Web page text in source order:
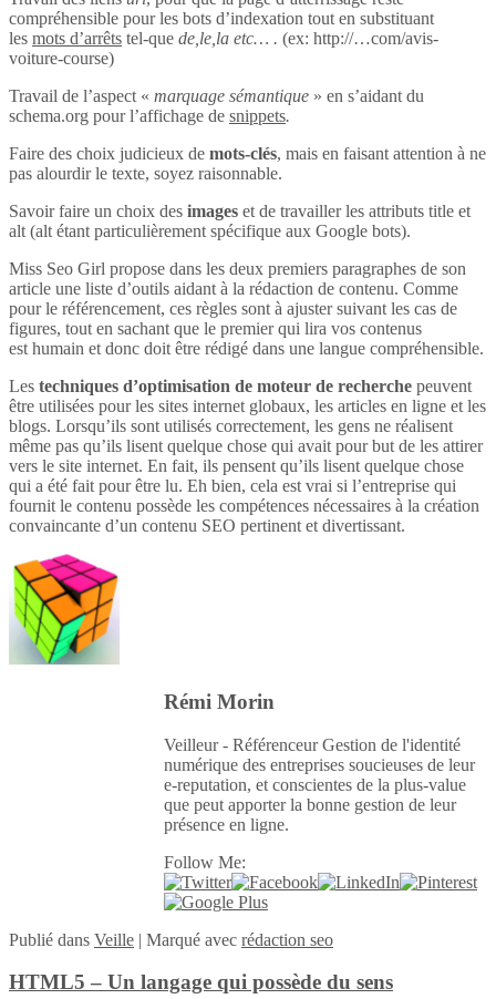
compréhensible pour les bots d’indexation tout en substituant
les mots d’arrêts tel-que de,le,la etc… . (ex: http://…com/avis-
voiture-course)
Travail de l’aspect « marquage sémantique » en s’aidant du
schema.org pour l’affichage de snippets.
Faire des choix judicieux de mots-clés, mais en faisant attention à ne
pas alourdir le texte, soyez raisonnable.
Savoir faire un choix des images et de travailler les attributs title et
alt (alt étant particulièrement spécifique aux Google bots).
Miss Seo Girl propose dans les deux premiers paragraphes de son
article une liste d’outils aidant à la rédaction de contenu. Comme
pour le référencement, ces règles sont à ajuster suivant les cas de
figures, tout en sachant que le premier qui lira vos contenus
est humain et donc doit être rédigé dans une langue compréhensible.
Les techniques d’optimisation de moteur de recherche peuvent
être utilisées pour les sites internet globaux, les articles en ligne et les
blogs. Lorsqu’ils sont utilisés correctement, les gens ne réalisent
même pas qu’ils lisent quelque chose qui avait pour but de les attirer
vers le site internet. En fait, ils pensent qu’ils lisent quelque chose
qui a été fait pour être lu. Eh bien, cela est vrai si l’entreprise qui
fournit le contenu possède les compétences nécessaires à la création
convaincante d’un contenu SEO pertinent et divertissant.
Rémi Morin
Veilleur - Référenceur Gestion de l'identité
numérique des entreprises soucieuses de leur
e-reputation, et conscientes de la plus-value
que peut apporter la bonne gestion de leur
présence en ligne.
Follow Me:
Publié dans Veille | Marqué avec rédaction seo
HTML5 – Un langage qui possède du sens